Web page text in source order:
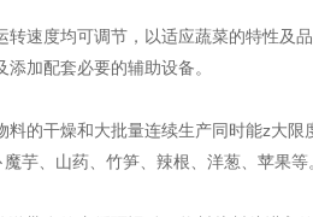
速度均可调节，以适应蔬菜的特性及品
加配套必要的辅助设备。
的干燥和大批量连续生产同时能z大限
芋、山药、竹笋、辣根、洋葱、苹果等